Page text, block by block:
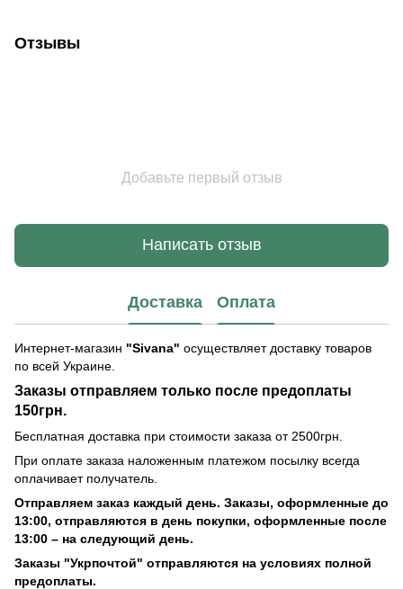
Отзывы
Добавьте первый отзыв
Написать отзыв
Доставка Оплата
Интернет-магазин "Sivana" осуществляет доставку товаров
по всей Украине.
Заказы отправляем только после предоплаты
150грн.
Бесплатная доставка при стоимости заказа от 2500грн.
При оплате заказа наложенным платежом посылку всегда
оплачивает получатель.
Отправляем заказ каждый день. Заказы, оформленные до
13:00, отправляются в день покупки, оформленные после
13:00 – на следующий день.
Заказы "Укрпочтой" отправляются на условиях полной
предоплаты.